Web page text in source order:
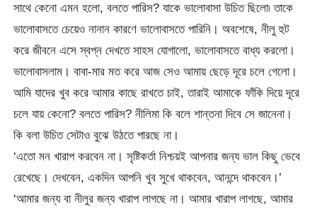
সাথে কেনো এমন হলো, বলতে পারিস? যাকে ভালোবাসা উচিত ছিলো৷ তাকে
ভালোবাসতে চেয়েও নানান কারণে ভালোবাসতে পারিনি। অবশেষে, নীলু হুট
করে জীবনে এসে স্বপ্ন দেখতে সাহস যোগালো, ভালোবাসতে বাধ্য করলো।
ভালোবাসলাম। বাবা-মার মত করে আজ সেও আমায় ছেড়ে দূরে চলে গেলো।
আমি যাদের খুব করে আমার কাছে রাখতে চাই, তারাই আমাকে ফাঁকি দিয়ে দূরে
চলে যায় কেনো? বলতে পারিস? নীলিমা কি বলে শান্তনা দিবে সে জানেনা।
কি বলা উচিত সেটাও বুঝে উঠতে পারছে না।
‘এতো মন খারাপ করবেন না। সৃষ্টিকর্তা নিশ্চয়ই আপনার জন্য ভাল কিছু ভেবে
রেখেছে। দেখবেন, একদিন আপনি খুব সুখে থাকবেন, আনন্দে থাকবেন।’
‘আমার জন্য বা নীলুর জন্য খারাপ লাগছে না। আমার খারাপ লাগছে, আমার